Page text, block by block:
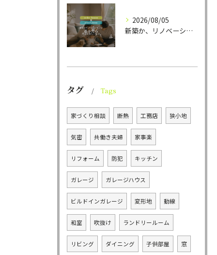
2026/08/05
新築か、リノベーションか。
タグ Tags
家づくり相談 断熱 工務店 狭小地
気密 共働き夫婦 家事楽
リフォーム 防犯 キッチン
ガレージ ガレージハウス
ビルドインガレージ 変形地 動線
和室 吹抜け ランドリールーム
リビング ダイニング 子供部屋 窓